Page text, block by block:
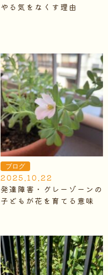
やる気をなくす理由
ブログ
2025.10.22
発達障害・グレーゾーンの
子どもが花を育てる意味